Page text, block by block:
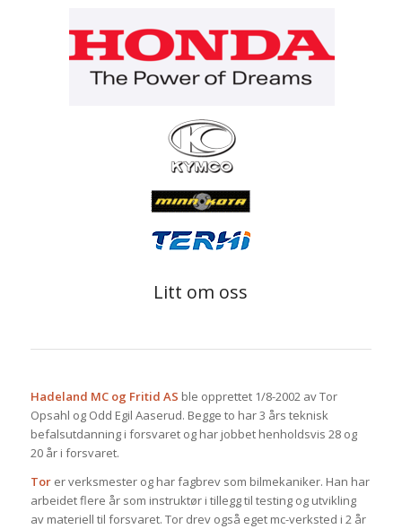
Litt om oss
Hadeland MC og Fritid AS ble opprettet 1/8-2002 av Tor
Opsahl og Odd Egil Aaserud. Begge to har 3 års teknisk
befalsutdanning i forsvaret og har jobbet henholdsvis 28 og
20 år i forsvaret.
Torer verksmester og har fagbrev som bilmekaniker. Han har
arbeidet flere år som instruktør i tillegg til testing og utvikling
av materiell til forsvaret. Tor drev også eget mc-verksted i 2 år